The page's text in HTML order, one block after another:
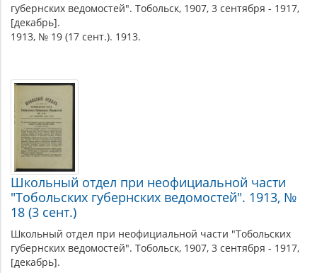
губернских ведомостей". Тобольск, 1907, 3 сентября - 1917,
[декабрь].
1913, № 19 (17 сент.). 1913.
Школьный отдел при неофициальной части
"Тобольских губернских ведомостей". 1913, №
18 (3 сент.)
Школьный отдел при неофициальной части "Тобольских
губернских ведомостей". Тобольск, 1907, 3 сентября - 1917,
[декабрь].